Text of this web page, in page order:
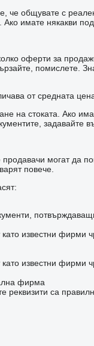
че общувате с
имате някакви
оферти за
помислете.
от средната
на стоката. Ако
задавайте
могат да
повече.
известни фирми
известни фирми
фирма
реквизити са